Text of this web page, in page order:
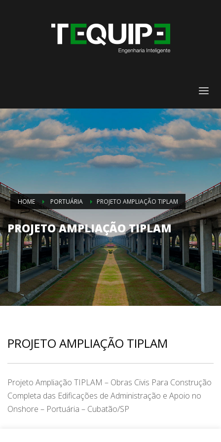
HOME PORTUÁRIA PROJETO AMPLIAÇÃO TIPLAM
PROJETO AMPLIAÇÃO TIPLAM
PROJETO AMPLIAÇÃO TIPLAM
Projeto Ampliação TIPLAM – Obras Civis Para Construção
Completa das Edificações de Administração e Apoio no
Onshore – Portuária – Cubatão/SP